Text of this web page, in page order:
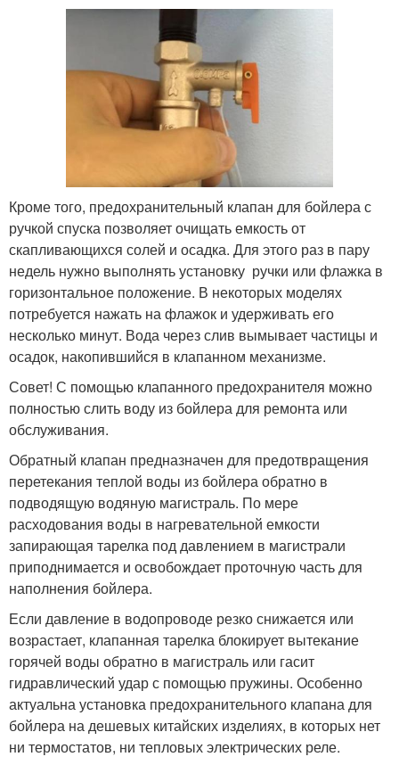
Кроме того, предохранительный клапан для бойлера с
ручкой спуска позволяет очищать емкость от
скапливающихся солей и осадка. Для этого раз в пару
недель нужно выполнять установку ручки или флажка в
горизонтальное положение. В некоторых моделях
потребуется нажать на флажок и удерживать его
несколько минут. Вода через слив вымывает частицы и
осадок, накопившийся в клапанном механизме.
Совет! С помощью клапанного предохранителя можно
полностью слить воду из бойлера для ремонта или
обслуживания.
Обратный клапан предназначен для предотвращения
перетекания теплой воды из бойлера обратно в
подводящую водяную магистраль. По мере
расходования воды в нагревательной емкости
запирающая тарелка под давлением в магистрали
приподнимается и освобождает проточную часть для
наполнения бойлера.
Если давление в водопроводе резко снижается или
возрастает, клапанная тарелка блокирует вытекание
горячей воды обратно в магистраль или гасит
гидравлический удар с помощью пружины. Особенно
актуальна установка предохранительного клапана для
бойлера на дешевых китайских изделиях, в которых нет
ни термостатов, ни тепловых электрических реле.